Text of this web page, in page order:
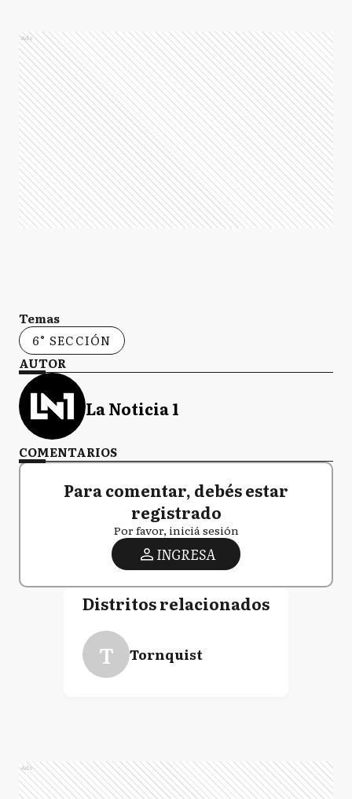
Ads
Temas
6° SECCIÓN
AUTOR
La Noticia 1
COMENTARIOS
Para comentar, debés estar
registrado
Por favor, iniciá sesión
INGRESA
Distritos relacionados
T Tornquist
Ads